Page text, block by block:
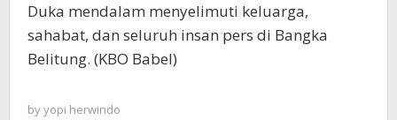
Duka mendalam menyelimuti keluarga,
sahabat, dan seluruh insan pers di Bangka
Belitung. (KBO Babel)
byyopi herwindo